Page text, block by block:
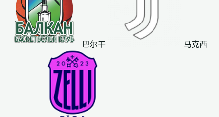
巴尔干 马克西